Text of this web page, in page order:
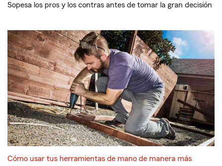
Sopesa los pros y los contras antes de tomar la gran decisión
Cómo usar tus herramientas de mano de manera más